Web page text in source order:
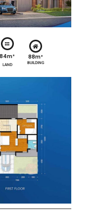
84m²
LAND
88m²
BUILDING